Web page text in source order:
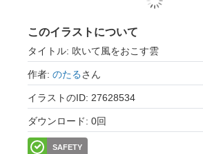
このイラストについて
タイトル: 吹いて風をおこす雲
作者: のたるさん
イラストのID: 27628534
ダウンロード: 0回
SAFETY